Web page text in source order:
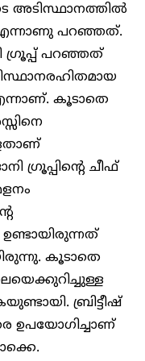
അടിസ്ഥാനത്തിൽ
എന്നാണു പറഞ്ഞത്.
പറഞ്ഞത്
കൂടാതെ
ഗ്രൂപ്പിന്റെ ചീഫ്
കൂടാതെ
ബ്രിട്ടീഷ്
ഉപയോഗിച്ചാണ്